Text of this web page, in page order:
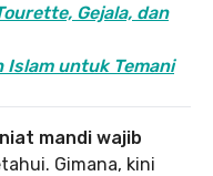
Gejala, dan
Islam untuk Temani
mandi wajib
Gimana, kini